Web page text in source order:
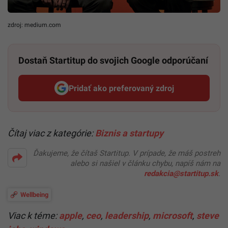
zdroj: medium.com
Dostaň Startitup do svojich Google odporúčaní
Pridať ako preferovaný zdroj
Startitup, odkaz sa otvorí v
Čítaj viac z kategórie:Biznis a startupy
Ďakujeme, že čítaš Startitup. V prípade, že máš postreh
alebo si našiel v článku chybu, napíš nám na
redakcia@startitup.sk.
Wellbeing
Viac k téme:apple, ceo, leadership, microsoft, steve